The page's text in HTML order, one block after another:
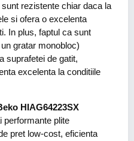
rezistente chiar daca la
si ofera o excelenta
In plus, faptul ca sunt
gratar monobloc)
suprafetei de gatit,
excelenta la conditiile
HIAG64223SX
performante plite
pret low-cost, eficienta